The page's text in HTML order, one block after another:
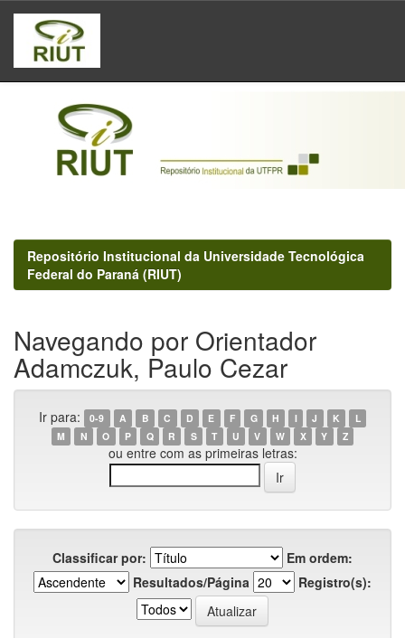
Skip
navigation
Repositório Institucional da Universidade Tecnológica
Federal do Paraná (RIUT)
Navegando por Orientador
Adamczuk, Paulo Cezar
Ir para: 0-9 A B C D E F G H I J K
L
M
N O P Q R S T U V W X Y Z
ou entre com as primeiras letras:
Classificar por:
Em ordem:
Resultados/Página
Registro(s):